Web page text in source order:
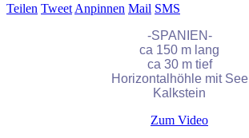
Teilen Tweet Anpinnen Mail SMS
-SPANIEN-
ca 150 m lang
ca 30 m tief
Horizontalhöhle mit See
Kalkstein
Zum Video